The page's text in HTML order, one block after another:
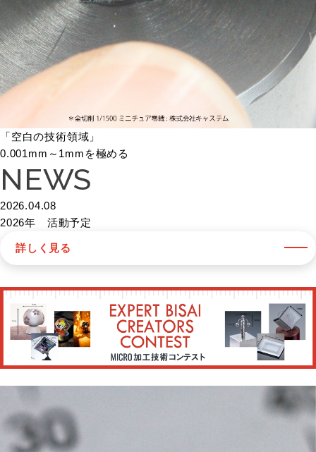
「空白の技術領域」
0.001mm～1mmを極める
NEWS
2026.04.08
2026年 活動予定
詳しく見る